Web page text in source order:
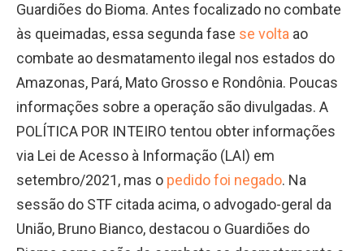
Guardiões do Bioma. Antes focalizado no combate
às queimadas, essa segunda fase se volta ao
combate ao desmatamento ilegal nos estados do
Amazonas, Pará, Mato Grosso e Rondônia. Poucas
informações sobre a operação são divulgadas. A
POLÍTICA POR INTEIRO tentou obter informações
via Lei de Acesso à Informação (LAI) em
setembro/2021, mas o pedido foi negado. Na
sessão do STF citada acima, o advogado-geral da
União, Bruno Bianco, destacou o Guardiões do